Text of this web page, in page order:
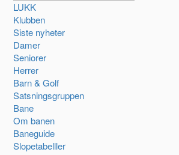
LUKK
Klubben
Siste nyheter
Damer
Seniorer
Herrer
Barn & Golf
Satsningsgruppen
Bane
Om banen
Baneguide
Slopetabelller